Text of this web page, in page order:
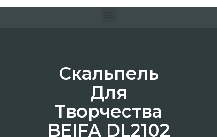
Скальпель
Для
Творчества
BEIFA DL2102